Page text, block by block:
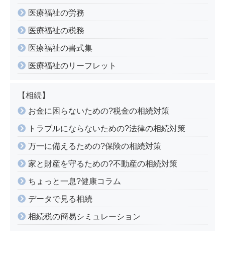
医療福祉の労務
医療福祉の税務
医療福祉の書式集
医療福祉のリーフレット
【相続】
お金に困らないための?税金の相続対策
トラブルにならないための?法律の相続対策
万一に備えるための?保険の相続対策
家と財産を守るための?不動産の相続対策
ちょっと一息?健康コラム
データで見る相続
相続税の簡易シミュレーション